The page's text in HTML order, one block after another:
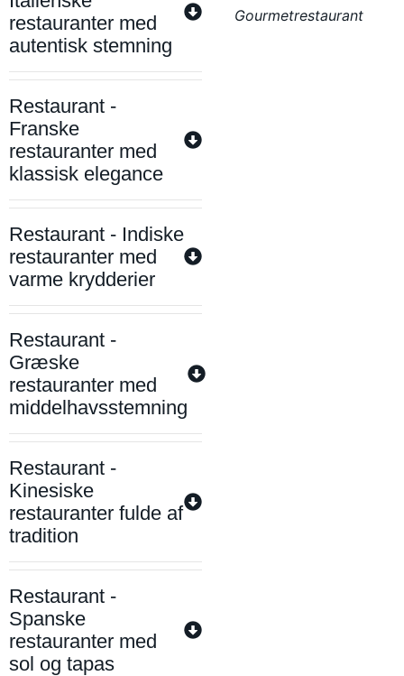
restauranter med
autentisk stemning
Restaurant -
Franske
restauranter med
klassisk elegance
Restaurant - Indiske
restauranter med
varme krydderier
Restaurant -
Græske
restauranter med
middelhavsstemning
Restaurant -
Kinesiske
restauranter fulde af
tradition
Restaurant -
Spanske
restauranter med
sol og tapas
Gourmetrestaurant